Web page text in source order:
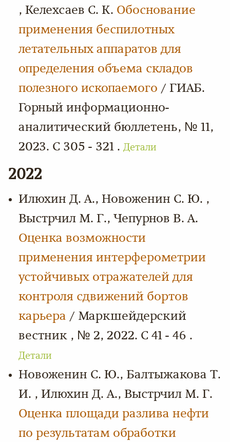
, Келехсаев С. К. Обоснование
применения беспилотных
летательных аппаратов для
определения объема складов
полезного ископаемого / ГИАБ.
Горный информационно-
аналитический бюллетень, № 11,
2023. С 305 - 321 . Детали
2022
Илюхин Д. А., Новоженин С. Ю. ,
Выстрчил М. Г., Чепурнов В. А.
Оценка возможности
применения интерферометрии
устойчивых отражателей для
контроля сдвижений бортов
карьера / Маркшейдерский
вестник , № 2, 2022. С 41 - 46 .
Детали
Новоженин С. Ю., Балтыжакова Т.
И. , Илюхин Д. А., Выстрчил М. Г.
Оценка площади разлива нефти
по результатам обработки